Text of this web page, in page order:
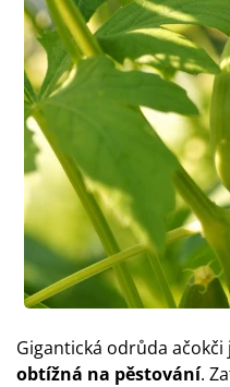
Gigantická odrůda ačokči
obtížná na pěstování.